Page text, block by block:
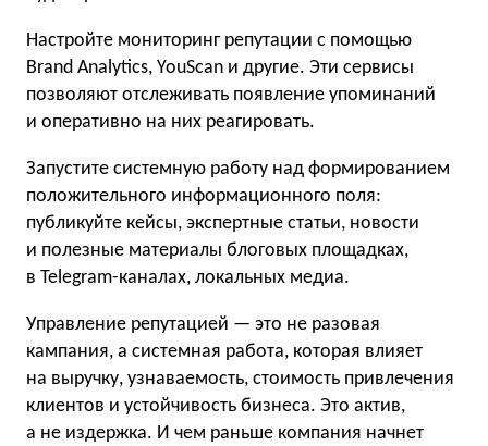
Настройте мониторинг репутации с помощью
Brand Analytics, YouScan и другие. Эти сервисы
позволяют отслеживать появление упоминаний
и оперативно на них реагировать.
Запустите системную работу над формированием
положительного информационного поля:
публикуйте кейсы, экспертные статьи, новости
и полезные материалы блоговых площадках,
в Telegram-каналах, локальных медиа.
Управление репутацией — это не разовая
кампания, а системная работа, которая влияет
на выручку, узнаваемость, стоимость привлечения
клиентов и устойчивость бизнеса. Это актив,
а не издержка. И чем раньше компания начнет